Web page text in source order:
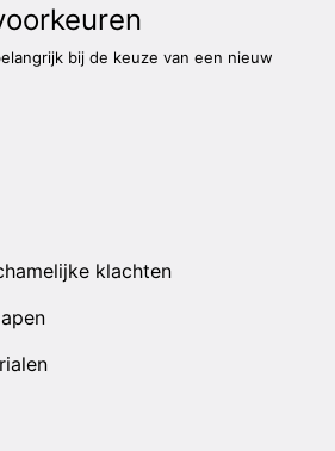
bij de keuze van een nieuw
klachten